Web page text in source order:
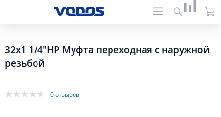
32х1 1/4"НР Муфта переходная с наружной
резьбой
0 отзывов